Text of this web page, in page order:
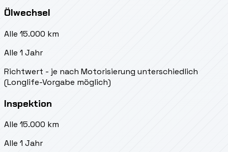
Ölwechsel
Alle 15.000 km
Alle 1 Jahr
Richtwert - je nach Motorisierung unterschiedlich
(Longlife-Vorgabe möglich)
Inspektion
Alle 15.000 km
Alle 1 Jahr